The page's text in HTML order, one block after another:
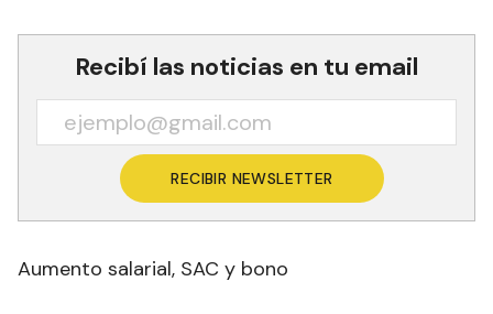
Recibí las noticias en tu email
RECIBIR NEWSLETTER
Aumento salarial, SAC y bono